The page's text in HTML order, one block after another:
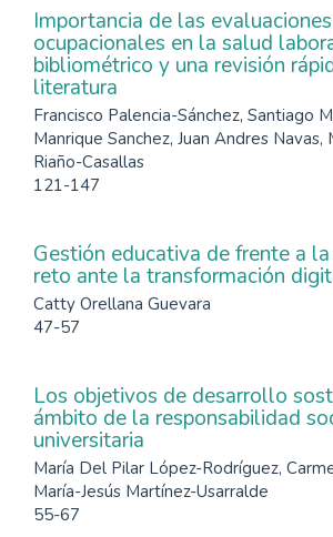
Importancia de las
ocupacionales en la salud
bibliométrico y una revisión
literatura
Francisco Palencia-Sánchez, Santiago
Manrique Sanchez, Juan Andres Navas,
Riaño-Casallas
121-147
Gestión educativa de frente a
reto ante la transformación
Catty Orellana Guevara
47-57
Los objetivos de desarrollo
ámbito de la responsabilidad
universitaria
María Del Pilar López-Rodríguez,
María-Jesús Martínez-Usarralde
55-67